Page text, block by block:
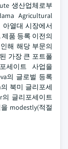
생산업체로부
Agricultural
아열대 시장에서
제품 등록 이전의
해 해당 부문의
가장 큰 포트폴
세이트 사업을
의 글로벌 등록
북미 글리포세
글리포세이트
modestly(적절